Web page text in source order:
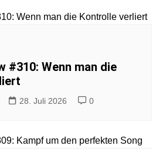
#310: Wenn man die
28. Juli 2026 0